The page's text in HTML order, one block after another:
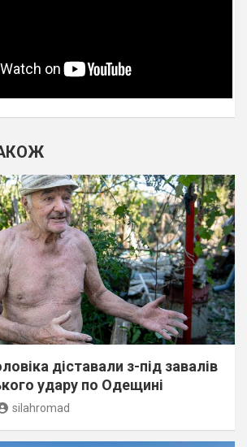
діставали з-під завалів
удару по Одещині
silahromad